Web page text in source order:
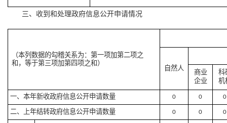
三、收到和处理政府信息公开申请情况
（本列数据的勾稽关系为：第一项加第二项之
和，等于第三项加第四项之和）
自然人
商业
企业
科
机
一、本年新收政府信息公开申请数量 0 0 0
二、上年结转政府信息公开申请数量 0 0 0